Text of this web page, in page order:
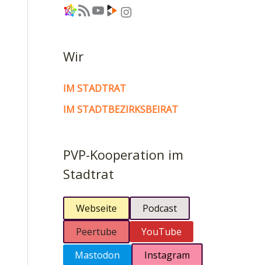
Link RSS-Feed YouTube Link Instagram
Wir
IM STADTRAT
IM STADTBEZIRKSBEIRAT
PVP-Kooperation im
Stadtrat
Webseite
Podcast
Peertube
YouTube
Mastodon
Instagram